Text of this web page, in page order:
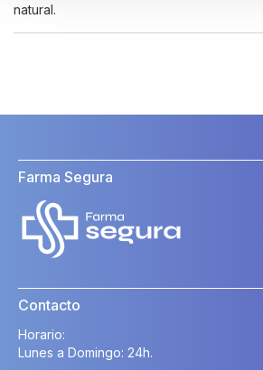
natural.
Farma Segura
Contacto
Horario:
Lunes a Domingo: 24h.